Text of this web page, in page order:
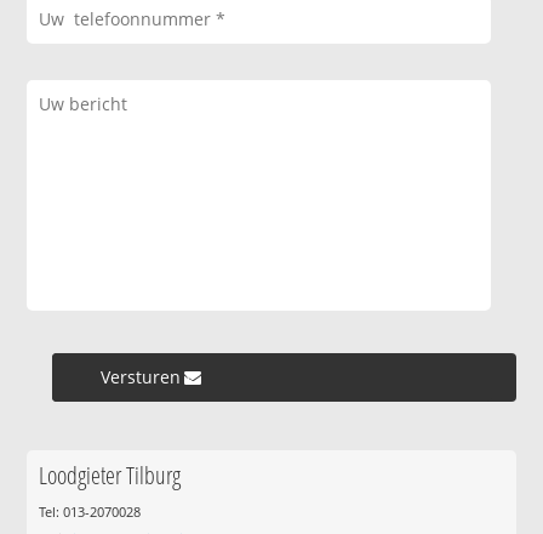
Versturen »
Loodgieter Tilburg
Tel: 013-2070028